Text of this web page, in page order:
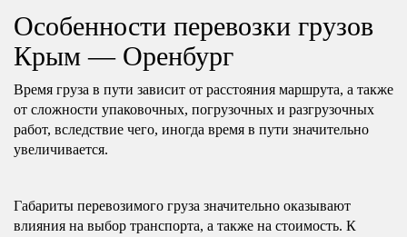
Особенности перевозки грузов
Крым — Оренбург
Время груза в пути зависит от расстояния маршрута, а также
от сложности упаковочных, погрузочных и разгрузочных
работ, вследствие чего, иногда время в пути значительно
увеличивается.
Габариты перевозимого груза значительно оказывают
влияния на выбор транспорта, а также на стоимость. К